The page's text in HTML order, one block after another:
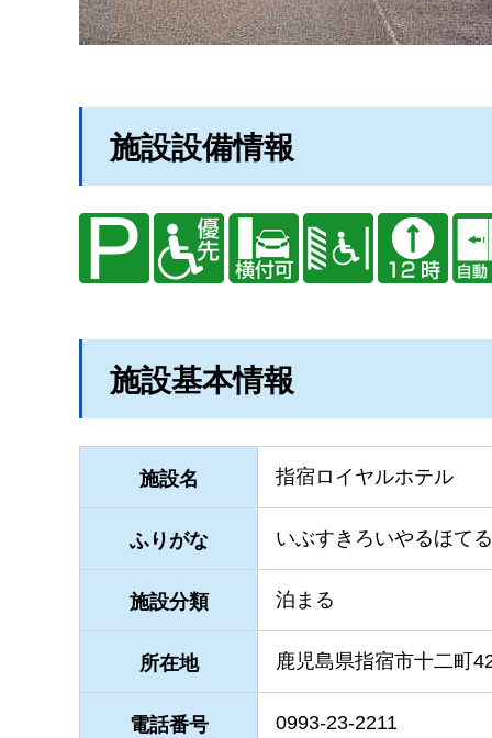
施設設備情報
施設基本情報
施設名 指宿ロイヤルホテル
ふりがな いぶすきろいやるほてる
施設分類 泊まる
所在地 鹿児島県指宿市十二町
電話番号 0993-23-2211